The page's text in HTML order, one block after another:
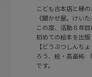
こども古本店と縁
《聞かせ屋。けいた
この度、活動８年目
初めての絵本を出版
【どうぶつしんち
ろう、絵・高畠純
です。